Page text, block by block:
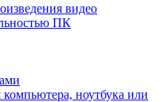
видео
ПК
ноутбука или